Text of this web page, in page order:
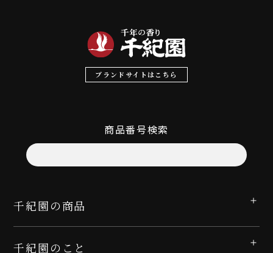
ブランドサイトはこちら
商品番号検索
千紀園の商品
千紀園のこと